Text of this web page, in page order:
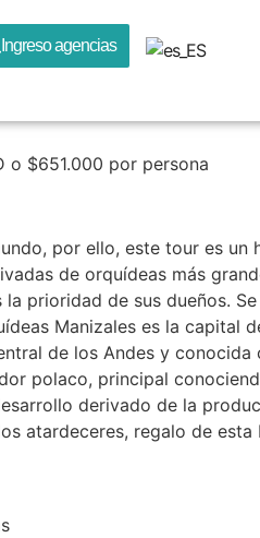
Ingreso agencias
o $651.000 por persona
por ello, este tour es
de orquídeas más
prioridad de sus dueños.
Manizales es la capital
de los Andes y
polaco, principal
derivado de la
atardeceres, regalo de esta